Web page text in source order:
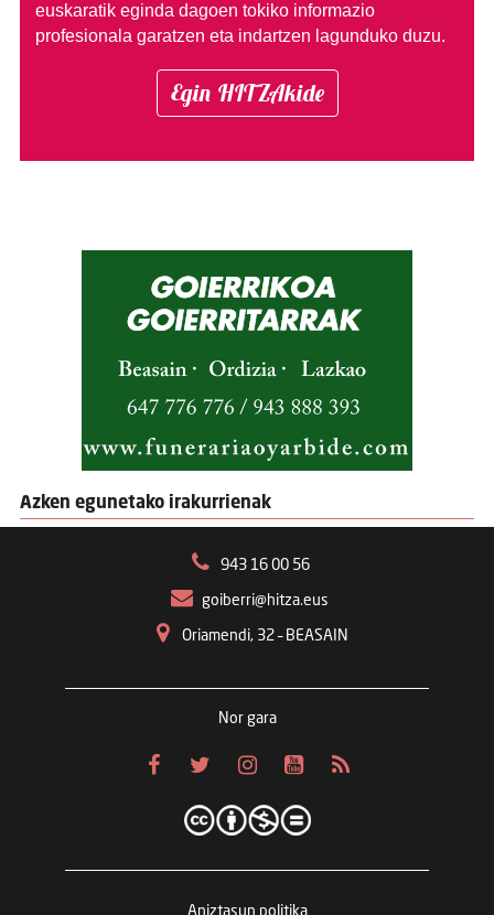
euskaratik eginda dagoen tokiko informazio
profesionala garatzen eta indartzen lagunduko duzu.
Egin HITZAkide
Azken egunetako irakurrienak
943 16 00 56
goiberri@hitza.eus
Oriamendi, 32 – BEASAIN
Nor gara